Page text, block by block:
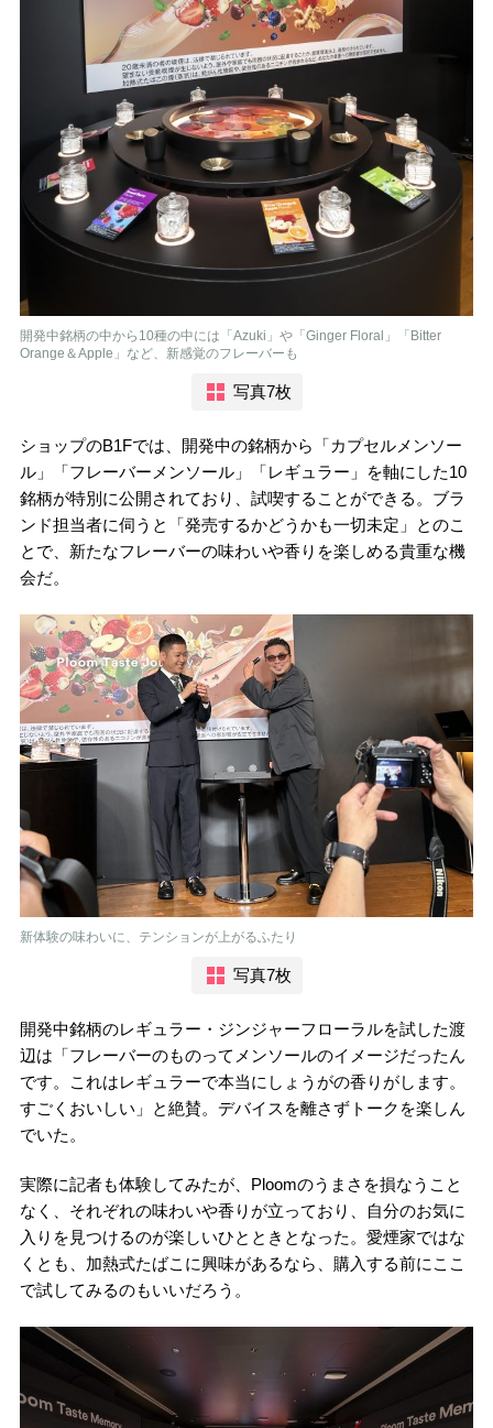
開発中銘柄の中から10種の中には「Azuki」や「Ginger Floral」「Bitter
Orange＆Apple」など、新感覚のフレーバーも
写真7枚
ショップのB1Fでは、開発中の銘柄から「カプセルメンソー
ル」「フレーバーメンソール」「レギュラー」を軸にした10
銘柄が特別に公開されており、試喫することができる。ブラ
ンド担当者に伺うと「発売するかどうかも一切未定」とのこ
とで、新たなフレーバーの味わいや香りを楽しめる貴重な機
会だ。
新体験の味わいに、テンションが上がるふたり
写真7枚
開発中銘柄のレギュラー・ジンジャーフローラルを試した渡
辺は「フレーバーのものってメンソールのイメージだったん
です。これはレギュラーで本当にしょうがの香りがします。
すごくおいしい」と絶賛。デバイスを離さずトークを楽しん
でいた。
実際に記者も体験してみたが、Ploomのうまさを損なうこと
なく、それぞれの味わいや香りが立っており、自分のお気に
入りを見つけるのが楽しいひとときとなった。愛煙家ではな
くとも、加熱式たばこに興味があるなら、購入する前にここ
で試してみるのもいいだろう。